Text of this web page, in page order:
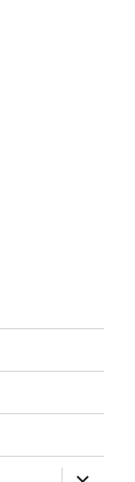
expande